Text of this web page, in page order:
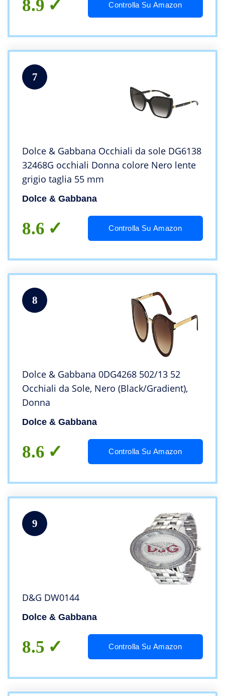
8.9 Controlla Su Amazon
7
Dolce & Gabbana Occhiali da sole DG6138
32468G occhiali Donna colore Nero lente
grigio taglia 55 mm
Dolce & Gabbana
8.6 Controlla Su Amazon
8
Dolce & Gabbana 0DG4268 502/13 52
Occhiali da Sole, Nero (Black/Gradient),
Donna
Dolce & Gabbana
8.6 Controlla Su Amazon
9
D&G DW0144
Dolce & Gabbana
8.5 Controlla Su Amazon